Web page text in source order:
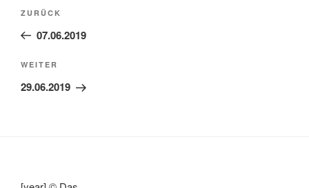
Beitragsnavigation
Vorheriger
Beitrag
ZURÜCK
07.06.2019
Nächster
Beitrag
WEITER
29.06.2019